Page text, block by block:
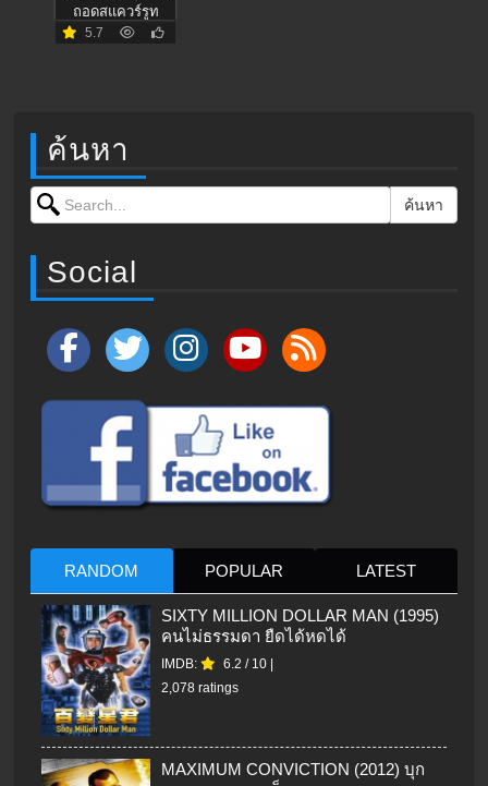
ถอดสแควร์รูท
5.7
ค้นหา
Search for: ค้นหา
Social
RANDOM POPULAR LATEST
SIXTY MILLION DOLLAR MAN (1995)
คนไม่ธรรมดา ยืดได้หดได้
IMDB: 6.2 / 10 |
2,078 ratings
MAXIMUM CONVICTION (2012) บุก